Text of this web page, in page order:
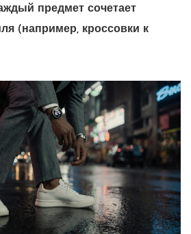
предмет сочетает
(например, кроссовки к